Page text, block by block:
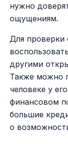
нужно
ощущениям.
Для проверки
другими
Также можно
человеке у
финансовом
большие
о